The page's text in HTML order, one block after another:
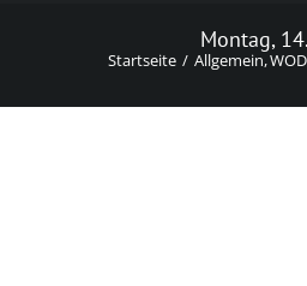
Montag,
Startseite Allgemein WOD